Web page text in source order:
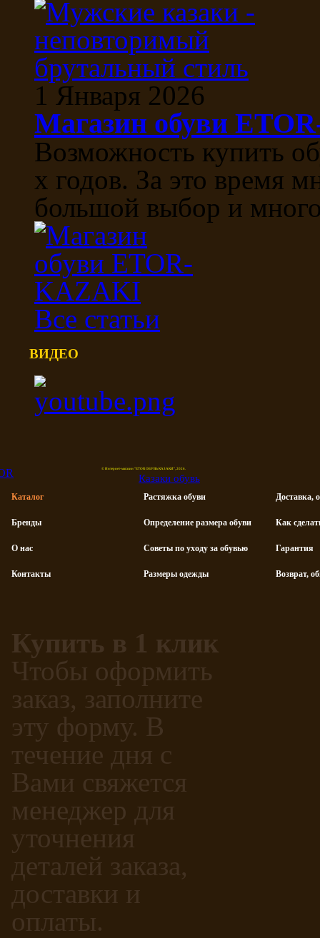
1 Января 2026
Магазин обуви
Возможность купить
х годов. За это время
большой выбор и
Все статьи
ВИДЕО
© Интернет-магазин "ETOR ОБУВЬ КАЗАКИ", 2026.
Казаки обувь
Каталог
Бренды
О нас
Контакты
Растяжка обуви
Определение размера обуви
Советы по уходу за обувью
Размеры одежды
Доставка,
Как
Гарантия
Возврат,
Купить в 1 клик
Чтобы оформить
заказ, заполните
эту форму. В
течение дня с
Вами свяжется
менеджер для
уточнения
деталей заказа,
доставки и
оплаты.